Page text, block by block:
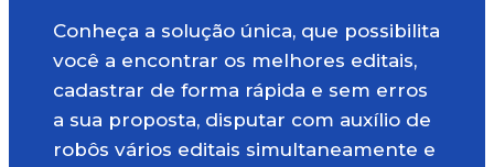
Conheça a solução única, que possibilita
você a encontrar os melhores editais,
cadastrar de forma rápida e sem erros
a sua proposta, disputar com auxílio de
robôs vários editais simultaneamente e